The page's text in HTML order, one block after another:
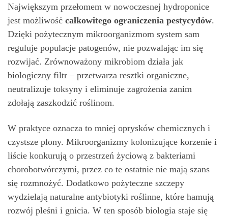
Największym przełomem w nowoczesnej hydroponice
jest możliwość całkowitego ograniczenia pestycydów.
Dzięki pożytecznym mikroorganizmom system sam
reguluje populacje patogenów, nie pozwalając im się
rozwijać. Zrównoważony mikrobiom działa jak
biologiczny filtr – przetwarza resztki organiczne,
neutralizuje toksyny i eliminuje zagrożenia zanim
zdołają zaszkodzić roślinom.
W praktyce oznacza to mniej oprysków chemicznych i
czystsze plony. Mikroorganizmy kolonizujące korzenie i
liście konkurują o przestrzeń życiową z bakteriami
chorobotwórczymi, przez co te ostatnie nie mają szans
się rozmnożyć. Dodatkowo pożyteczne szczepy
wydzielają naturalne antybiotyki roślinne, które hamują
rozwój pleśni i gnicia. W ten sposób biologia staje się